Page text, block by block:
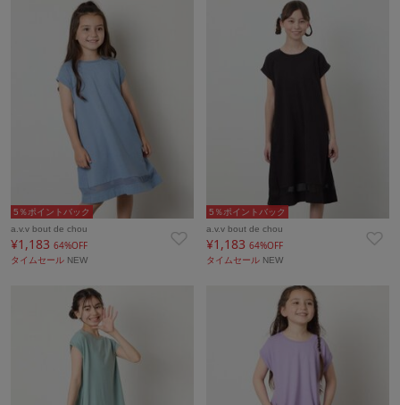
5％ポイントバック
a.v.v bout de chou
¥1,183 64%OFF
タイムセール NEW
5％ポイントバック
a.v.v bout de chou
¥1,18364%OFF
タイムセール NEW